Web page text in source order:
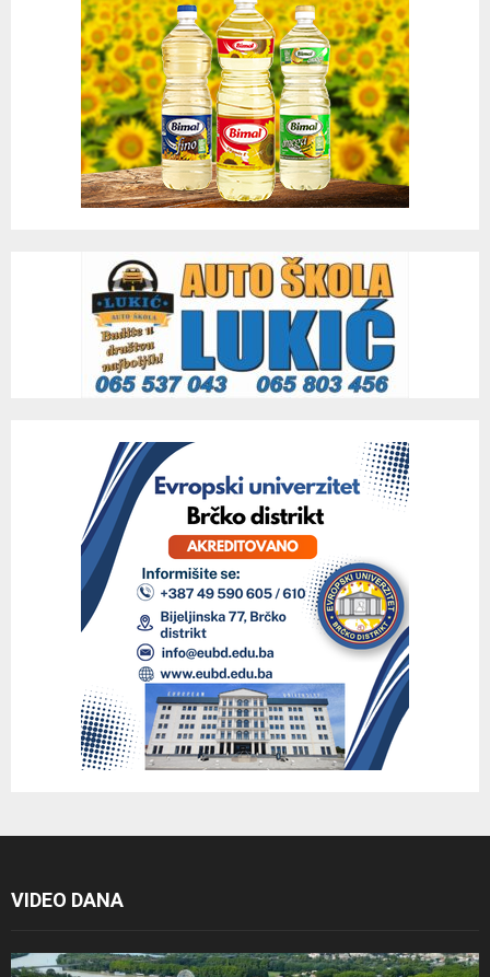
VIDEO DANA